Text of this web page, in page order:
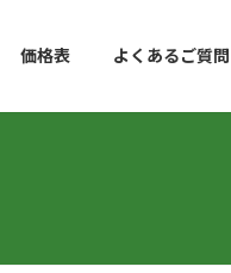
価格表 よくあるご質問